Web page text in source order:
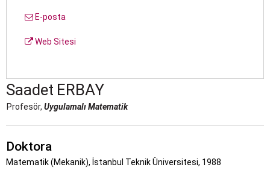
E-posta
Web Sitesi
Saadet ERBAY
Profesör, Uygulamalı Matematik
Doktora
Matematik (Mekanik), İstanbul Teknik Üniversitesi, 1988